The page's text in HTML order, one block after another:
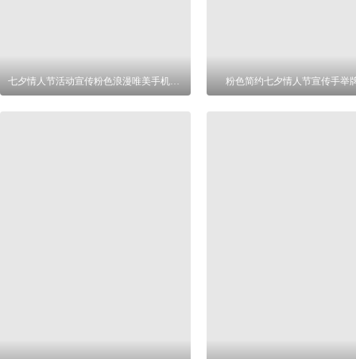
七夕情人节活动宣传粉色浪漫唯美手机海报 粉色简约七夕情人节宣传手举